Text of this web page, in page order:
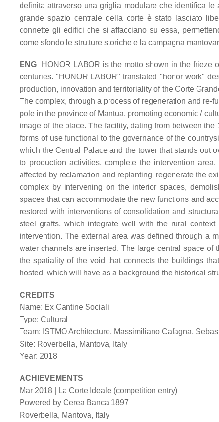
definita attraverso una griglia modulare che identifica
grande spazio centrale della corte è stato lasciato
connette gli edifici che si affacciano su essa,
come sfondo le strutture storiche e la campagna
ENG HONOR LABOR is the motto shown in the frieze
centuries. "HONOR LABOR" translated "honor work"
production, innovation and territoriality of the Corte
The complex, through a process of regeneration and re-
pole in the province of Mantua, promoting economic /
image of the place. The facility, dating from between
forms of use functional to the governance of the
which the Central Palace and the tower that stands out
to production activities, complete the intervention
affected by reclamation and replanting, regenerate the
complex by intervening on the interior spaces,
spaces that can accommodate the new functions and
restored with interventions of consolidation and
steel grafts, which integrate well with the rural
intervention. The external area was defined through a
water channels are inserted. The large central space of
the spatiality of the void that connects the buildings
hosted, which will have as a background the historical
CREDITS
Name: Ex Cantine Sociali
Type: Cultural
Team: ISTMO Architecture, Massimiliano Cafagna,
Site: Roverbella, Mantova, Italy
Year: 2018
ACHIEVEMENTS
Mar 2018 | La Corte Ideale (competition entry)
Powered by Cerea Banca 1897
Roverbella, Mantova, Italy